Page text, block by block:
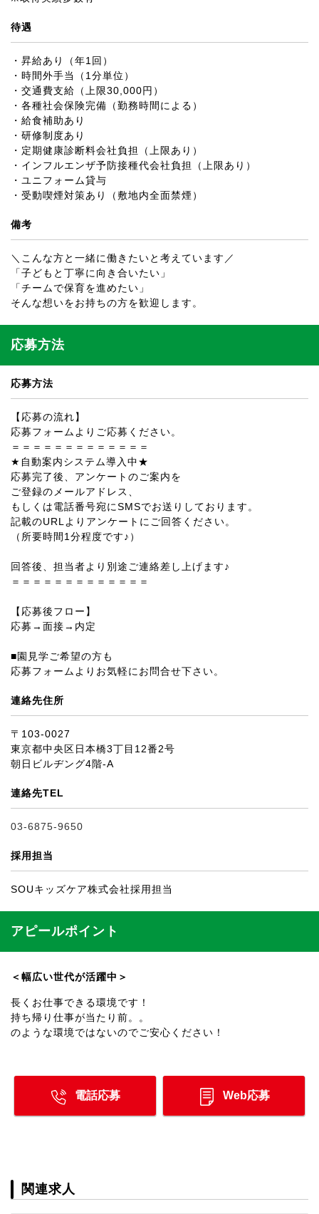
待遇
・昇給あり（年1回）
・時間外手当（1分単位）
・交通費支給（上限30,000円）
・各種社会保険完備（勤務時間による）
・給食補助あり
・研修制度あり
・定期健康診断料会社負担（上限あり）
・インフルエンザ予防接種代会社負担（上限あり）
・ユニフォーム貸与
・受動喫煙対策あり（敷地内全面禁煙）
備考
＼こんな方と一緒に働きたいと考えています／
「子どもと丁寧に向き合いたい」
「チームで保育を進めたい」
そんな想いをお持ちの方を歓迎します。
応募方法
応募方法
【応募の流れ】
応募フォームよりご応募ください。
＝＝＝＝＝＝＝＝＝＝＝＝＝
★自動案内システム導入中★
応募完了後、アンケートのご案内を
ご登録のメールアドレス、
もしくは電話番号宛にSMSでお送りしております。
記載のURLよりアンケートにご回答ください。
（所要時間1分程度です♪）
回答後、担当者より別途ご連絡差し上げます♪
＝＝＝＝＝＝＝＝＝＝＝＝＝
【応募後フロー】
応募→面接→内定
■園見学ご希望の方も
応募フォームよりお気軽にお問合せ下さい。
連絡先住所
〒103-0027
東京都中央区日本橋3丁目12番2号
朝日ビルヂング4階-A
連絡先TEL
03-6875-9650
採用担当
SOUキッズケア株式会社採用担当
アピールポイント
＜幅広い世代が活躍中＞
長くお仕事できる環境です！
持ち帰り仕事が当たり前。。
のような環境ではないのでご安心ください！
電話応募 Web応募
関連求人